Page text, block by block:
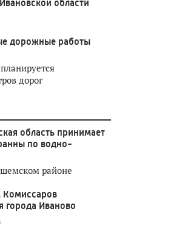
области
дорожные работы
дорог
область принимает
по водно-
районе
города Иваново